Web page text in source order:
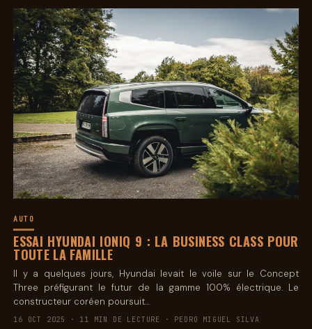
AUTO
ESSAI HYUNDAI IONIQ 9 : LA BUSINESS CLASS POUR
TOUTE LA FAMILLE
Il y a quelques jours, Hyundai levait le voile sur le Concept
Three préfigurant le futur de la gamme 100% électrique. Le
constructeur coréen poursuit…
16 OCT 2025 · 11 MIN DE LECTURE · PEDRO MIGUEL SILVA